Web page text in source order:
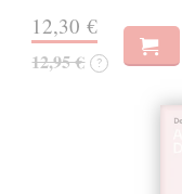
12,30 €
12,95 € ?